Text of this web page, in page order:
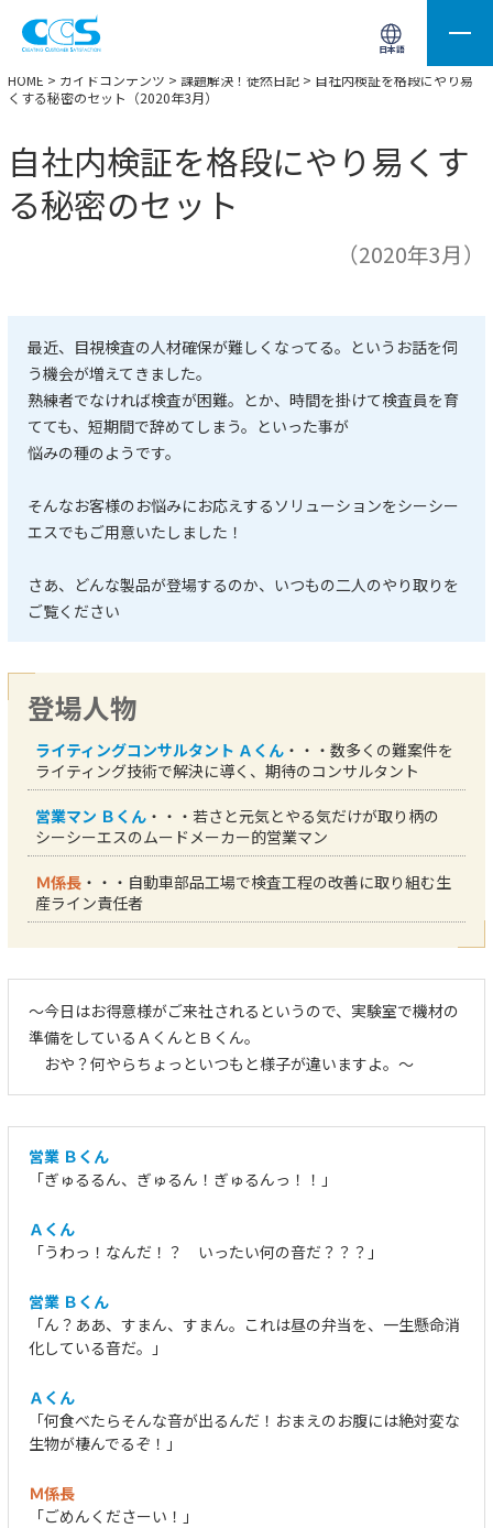
日本語
画像処理用の製品検索 サイト内検索(Enterで実行)
HOME > ガイドコンテンツ > 課題解決！徒然日記 > 自社内検証を格段にやり易
くする秘密のセット（2020年3月）
自社内検証を格段にやり易くす
る秘密のセット
（2020年3月）
最近、目視検査の人材確保が難しくなってる。というお話を伺
う機会が増えてきました。
熟練者でなければ検査が困難。とか、時間を掛けて検査員を育
てても、短期間で辞めてしまう。といった事が
悩みの種のようです。
そんなお客様のお悩みにお応えするソリューションをシーシー
エスでもご用意いたしました！
さあ、どんな製品が登場するのか、いつもの二人のやり取りを
ご覧ください
登場人物
ライティングコンサルタント Ａくん ・・・数多くの難案件を
ライティング技術で解決に導く、期待のコンサルタント
営業マン Ｂくん ・・・若さと元気とやる気だけが取り柄の
シーシーエスのムードメーカー的営業マン
Ｍ係長 ・・・自動車部品工場で検査工程の改善に取り組む生
産ライン責任者
～今日はお得意様がご来社されるというので、実験室で機材の
準備をしているＡくんとＢくん。
おや？何やらちょっといつもと様子が違いますよ。～
営業 Ｂくん
「ぎゅるるん、ぎゅるん！ぎゅるんっ！！」
Ａくん
「うわっ！なんだ！？ いったい何の音だ？？？」
営業 Ｂくん
「ん？ああ、すまん、すまん。これは昼の弁当を、一生懸命消
化している音だ。」
Ａくん
「何食べたらそんな音が出るんだ！おまえのお腹には絶対変な
生物が棲んでるぞ！」
Ｍ係長
「ごめんくださーい！」